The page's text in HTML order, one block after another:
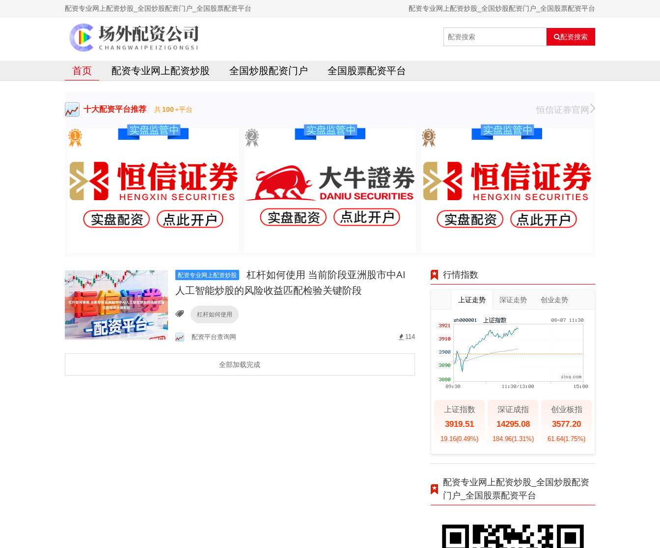
配资专业网上配资炒股_全国炒股配资门户_全国股票配资平台 配资专业网上配资炒股_全国炒股配资门户_全国股票配资平台
配资搜索
首页 配资专业网上配资炒股 全国炒股配资门户 全国股票配资平台
十大配资平台推荐 共100+平台 恒信证券官网
配资专业网上配资炒股
杠杆如何使用 当前阶段亚洲股市中AI
人工智能炒股的风险收益匹配检验关键阶段
杠杆如何使用
配资平台查询网 114
全部加载完成
行情指数
上证走势 深证走势 创业走势
上证指数
3919.51
19.16(0.49%)
深证成指
14295.08
184.96(1.31%)
创业板指
3577.20
61.64(1.75%)
配资专业网上配资炒股_全国炒股配资
门户_全国股票配资平台